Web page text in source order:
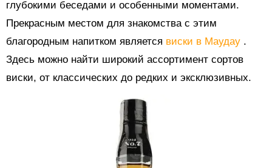
глубокими беседами и особенными моментами.
Прекрасным местом для знакомства с этим
благородным напитком является виски в Маудау .
Здесь можно найти широкий ассортимент сортов
виски, от классических до редких и эксклюзивных.